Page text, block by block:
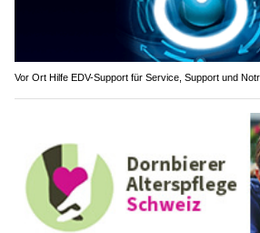
Vor Ort Hilfe EDV-Support für Service, Support und